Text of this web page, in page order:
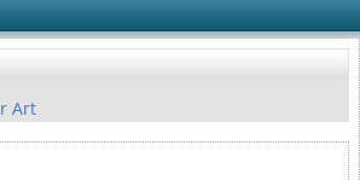
Art